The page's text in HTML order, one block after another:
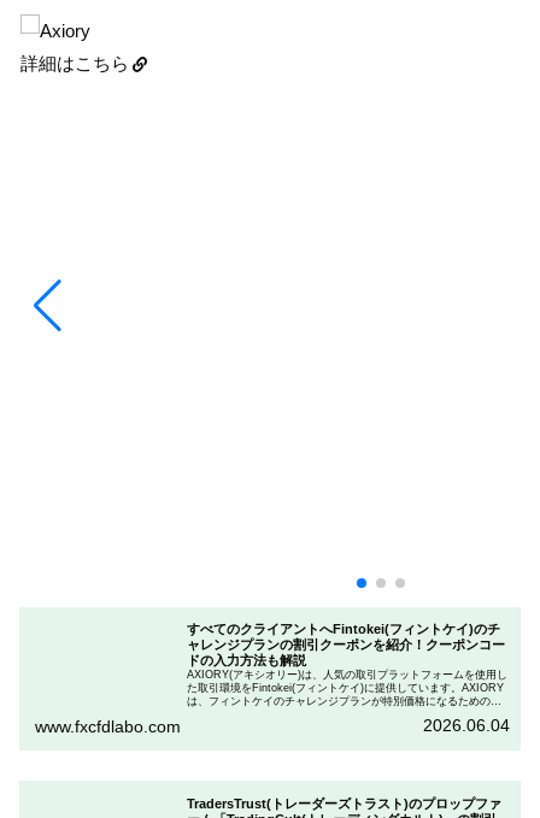
詳細はこちら
すべてのクライアントへFintokei(フィントケイ)のチ
ャレンジプランの割引クーポンを紹介！クーポンコー
ドの入力方法も解説
AXIORY(アキシオリー)は、人気の取引プラットフォームを使用し
た取引環境をFintokei(フィントケイ)に提供しています。AXIORY
は、フィントケイのチャレンジプランが特別価格になるためのク
ランを申し込むときのクーポンコードを入力して割引にする方法
www.fxcfdlabo.com 2026.06.04
TradersTrust(トレーダーズトラスト)のプロップファ